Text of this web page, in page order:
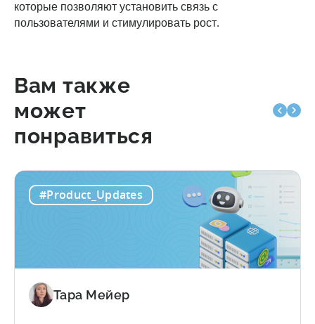
которые позволяют установить связь с
пользователями и стимулировать рост.
Вам также
может
понравиться
#Product_Updates
Тара Мейер